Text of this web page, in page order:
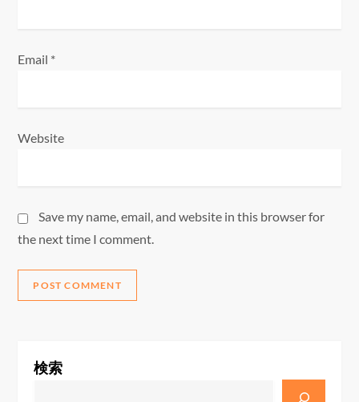
Email *
Website
Save my name, email, and website in this browser for
the next time I comment.
検索